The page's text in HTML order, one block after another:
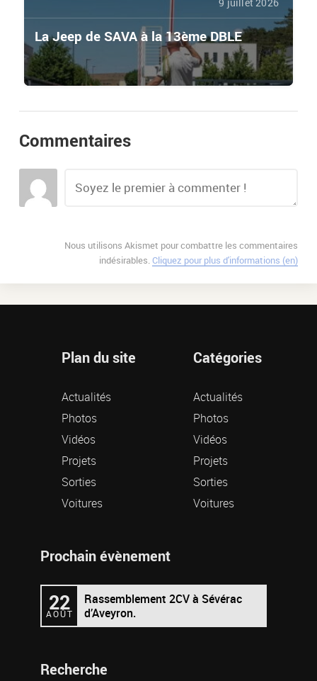
9 juillet 2026
La Jeep de SAVA à la 13ème DBLE
Commentaires
Nous utilisons Akismet pour combattre les commentaires
indésirables.Cliquez pour plus d'informations (en)
Plan du site
Actualités
Photos
Vidéos
Projets
Sorties
Voitures
Catégories
Actualités
Photos
Vidéos
Projets
Sorties
Voitures
Prochain évènement
22
AOÛT
Rassemblement 2CV à Sévérac
d’Aveyron.
Recherche